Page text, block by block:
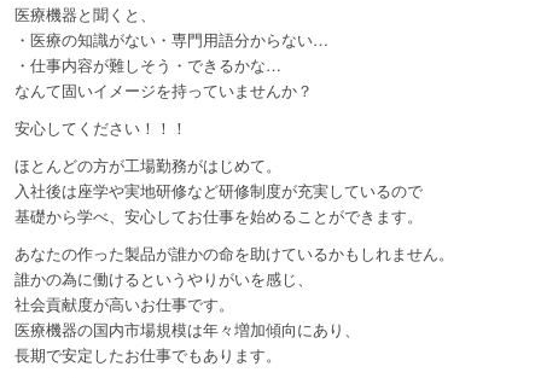
医療機器と聞くと、
・医療の知識がない・専門用語分からない…
・仕事内容が難しそう・できるかな…
なんて固いイメージを持っていませんか？
安心してください！！！
ほとんどの方が工場勤務がはじめて。
入社後は座学や実地研修など研修制度が充実しているので
基礎から学べ、安心してお仕事を始めることができます。
あなたの作った製品が誰かの命を助けているかもしれません。
誰かの為に働けるというやりがいを感じ、
社会貢献度が高いお仕事です。
医療機器の国内市場規模は年々増加傾向にあり、
長期で安定したお仕事でもあります。